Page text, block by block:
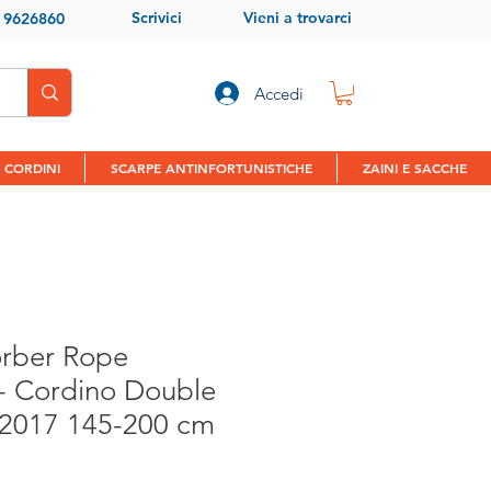
Accedi
Scrivici Vieni a trovarci
CORDINI SCARPE ANTINFORTUNISTICHE ZAINI E SACCHE
Rope
Cordino Double
145-200 cm